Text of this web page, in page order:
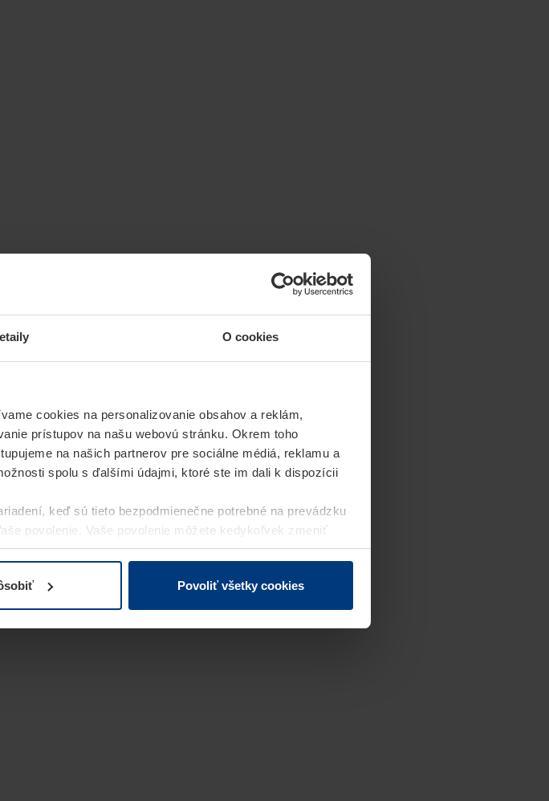
O cookies
cookies na personalizovanie obsahov a reklám,
prístupov na našu webovú stránku. Okrem toho
na našich partnerov pre sociálne médiá, reklamu a
spolu s ďalšími údajmi, ktoré ste im dali k dispozícii
keď sú tieto bezpodmienečne potrebné na prevádzku
povolenie. Vaše povolenie môžete kedykoľvek zmeniť
ochrane osobných údajovnašej webovej stránky.
Povoliť všetky cookies